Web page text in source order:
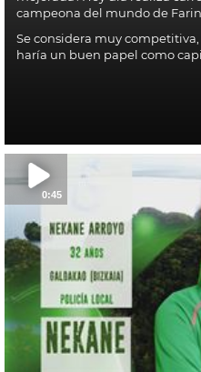
campeona del mundo de
Se considera muy
haría un buen papel como
0:45